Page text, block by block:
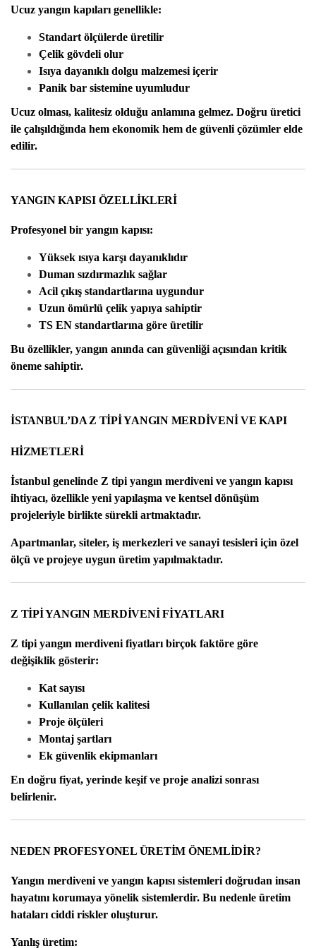
Ucuz yangın kapıları genellikle:
Standart ölçülerde üretilir
Çelik gövdeli olur
Isıya dayanıklı dolgu malzemesi içerir
Panik bar sistemine uyumludur
Ucuz olması, kalitesiz olduğu anlamına gelmez. Doğru üretici
ile çalışıldığında hem ekonomik hem de güvenli çözümler elde
edilir.
YANGIN KAPISI ÖZELLİKLERİ
Profesyonel bir yangın kapısı:
Yüksek ısıya karşı dayanıklıdır
Duman sızdırmazlık sağlar
Acil çıkış standartlarına uygundur
Uzun ömürlü çelik yapıya sahiptir
TS EN standartlarına göre üretilir
Bu özellikler, yangın anında can güvenliği açısından kritik
öneme sahiptir.
İSTANBUL’DA Z TİPİ YANGIN MERDİVENİ VE KAPI
HİZMETLERİ
İstanbul genelinde Z tipi yangın merdiveni ve yangın kapısı
ihtiyacı, özellikle yeni yapılaşma ve kentsel dönüşüm
projeleriyle birlikte sürekli artmaktadır.
Apartmanlar, siteler, iş merkezleri ve sanayi tesisleri için özel
ölçü ve projeye uygun üretim yapılmaktadır.
Z TİPİ YANGIN MERDİVENİ FİYATLARI
Z tipi yangın merdiveni fiyatları birçok faktöre göre
değişiklik gösterir:
Kat sayısı
Kullanılan çelik kalitesi
Proje ölçüleri
Montaj şartları
Ek güvenlik ekipmanları
En doğru fiyat, yerinde keşif ve proje analizi sonrası
belirlenir.
NEDEN PROFESYONEL ÜRETİM ÖNEMLİDİR?
Yangın merdiveni ve yangın kapısı sistemleri doğrudan insan
hayatını korumaya yönelik sistemlerdir. Bu nedenle üretim
hataları ciddi riskler oluşturur.
Yanlış üretim: